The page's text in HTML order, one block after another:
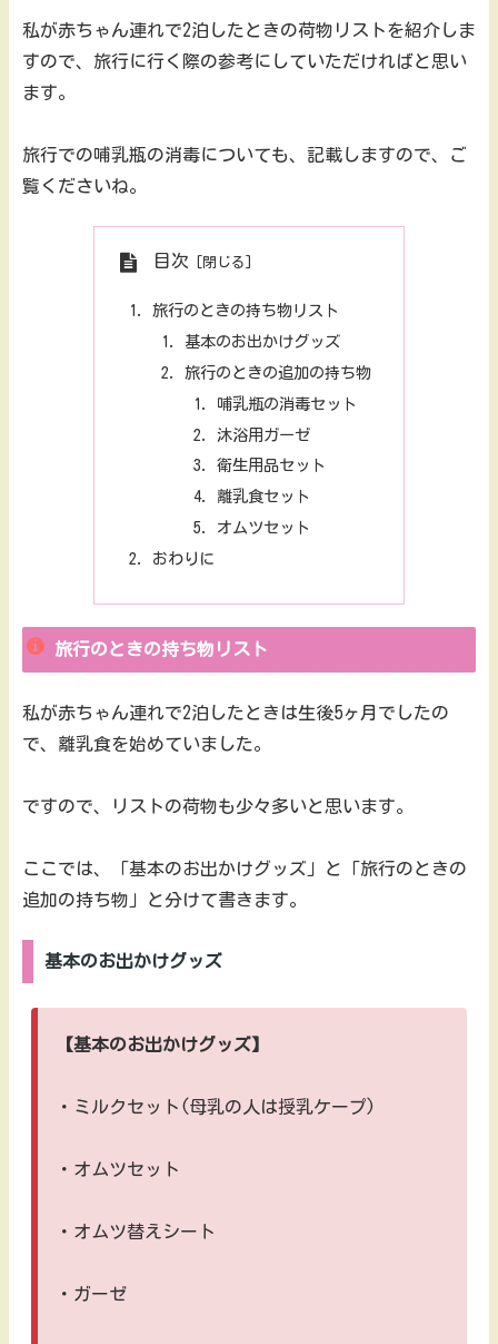
私が赤ちゃん連れで2泊したときの荷物リストを紹介しま
すので、旅行に行く際の参考にしていただければと思い
ます。
旅行での哺乳瓶の消毒についても、記載しますので、ご
覧くださいね。
目次
旅行のときの持ち物リスト
基本のお出かけグッズ
旅行のときの追加の持ち物
哺乳瓶の消毒セット
沐浴用ガーゼ
衛生用品セット
離乳食セット
オムツセット
おわりに
旅行のときの持ち物リスト
私が赤ちゃん連れで2泊したときは生後5ヶ月でしたの
で、離乳食を始めていました。
ですので、リストの荷物も少々多いと思います。
ここでは、「基本のお出かけグッズ」と「旅行のときの
追加の持ち物」と分けて書きます。
基本のお出かけグッズ
【基本のお出かけグッズ】
・ミルクセット(母乳の人は授乳ケープ)
・オムツセット
・オムツ替えシート
・ガーゼ